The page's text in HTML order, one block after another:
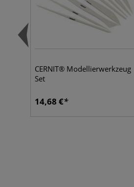
CERNIT® Modellierwerkzeug
Set
14,68 €